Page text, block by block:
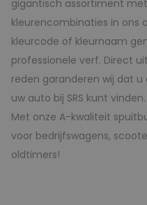
gigantisch assortiment
kleurencombinaties in ons
kleurcode of kleurnaam
professionele verf. Direct
reden garanderen wij dat
uw auto bij SRS kunt
Met onze A-kwaliteit
voor bedrijfswagens,
oldtimers!